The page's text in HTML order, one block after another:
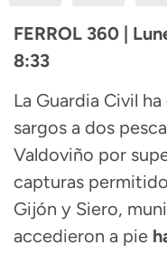
FERROL 360 |
8:33
La Guardia Civil
sargos a dos
Valdoviño por
capturas
Gijón y Siero,
accedieron a pie